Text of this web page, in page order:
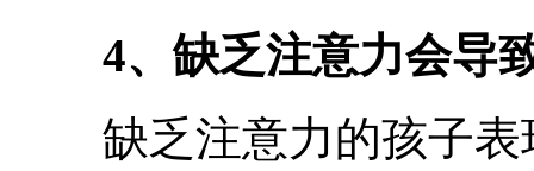
4、缺乏注意力会导致
缺乏注意力的孩子表